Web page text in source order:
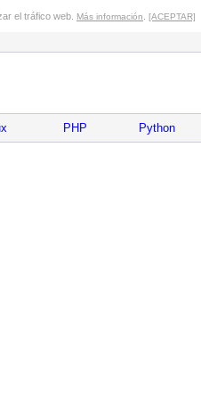
el tráfico web. Más información [ACEPTAR]
PHP Python